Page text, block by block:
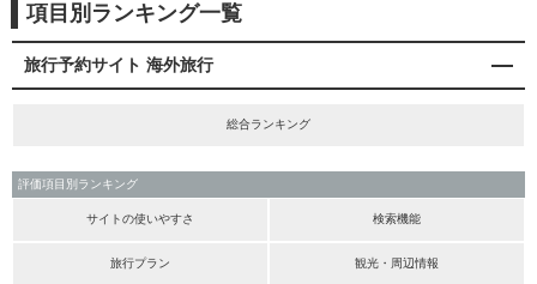
項目別ランキング一覧
旅行予約サイト 海外旅行
総合ランキング
評価項目別ランキング
サイトの使いやすさ 検索機能
旅行プラン 観光・周辺情報